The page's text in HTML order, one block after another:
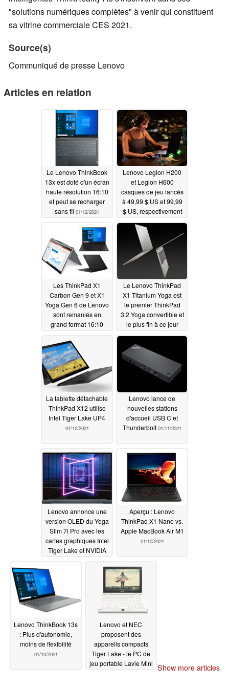
"solutions numériques complètes" à venir qui constituent
sa vitrine commerciale CES 2021.
Source(s)
Communiqué de presse Lenovo
Articles en relation
Le Lenovo ThinkBook
13x est doté d'un écran
haute résolution 16:10
et peut se recharger
sans fil 01/12/2021
Lenovo Legion H200
et Legion H600
casques de jeu lancés
à 49,99 $ US et 99,99
$ US, respectivement
01/12/2021
Les ThinkPad X1
Carbon Gen 9 et X1
Yoga Gen 6 de Lenovo
sont remaniés en
grand format 16:10
Le Lenovo ThinkPad
X1 Titanium Yoga est
le premier ThinkPad
3:2 Yoga convertible et
le plus fin à ce jour
01/12/2021
La tablette détachable
ThinkPad X12 utilise
Intel Tiger Lake UP4
01/12/2021
Lenovo lance de
nouvelles stations
d'accueil USB C et
Thunderbolt 01/11/2021
Lenovo annonce une
version OLED du Yoga
Slim 7i Pro avec les
cartes graphiques Intel
Tiger Lake et NVIDIA
Aperçu : Lenovo
ThinkPad X1 Nano vs.
Apple MacBook Air M1
01/10/2021
Lenovo ThinkBook 13s
: Plus d'autonomie,
moins de flexibilité
01/10/2021
Lenovo et NEC
proposent des
appareils compacts
Tiger Lake - le PC de
jeu portable Lavie Mini Show more articles